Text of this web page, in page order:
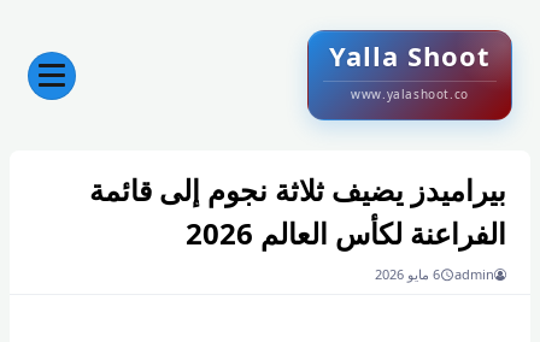
Yalla Shoot
www.yalashoot.co
بيراميدز يضيف ثلاثة نجوم إلى قائمة
الفراعنة لكأس العالم 2026
admin 6 مايو 2026